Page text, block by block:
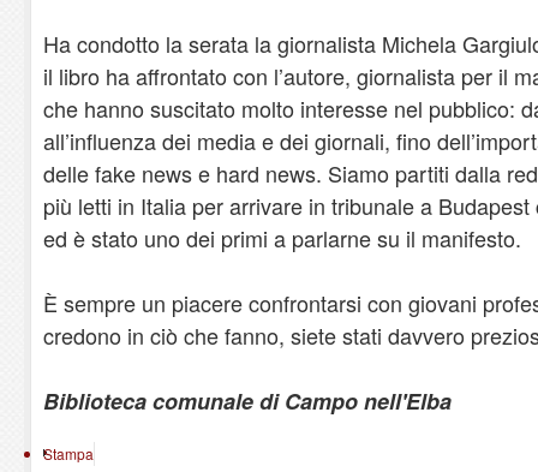
Ha condotto la serata la giornalista Michela
il libro ha affrontato con l’autore, giornalista per il
che hanno suscitato molto interesse nel pubblico:
all’influenza dei media e dei giornali, fino
delle fake news e hard news. Siamo partiti dalla
più letti in Italia per arrivare in tribunale a
ed è stato uno dei primi a parlarne su il manifesto.
È sempre un piacere confrontarsi con giovani
credono in ciò che fanno, siete stati davvero
Biblioteca comunale di Campo nell'Elba
Stampa